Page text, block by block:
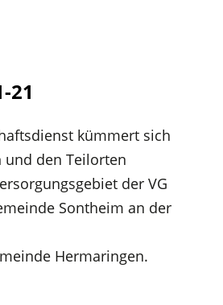
21
kümmert sich
und den Teilorten
der VG
Sontheim an der
Hermaringen.